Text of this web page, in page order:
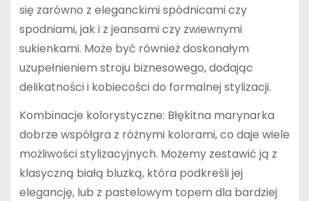
się zarówno z eleganckimi spódnicami czy
spodniami, jak i z jeansami czy zwiewnymi
sukienkami. Może być również doskonałym
uzupełnieniem stroju biznesowego, dodając
delikatności i kobiecości do formalnej stylizacji.
Kombinacje kolorystyczne: Błękitna marynarka
dobrze współgra z różnymi kolorami, co daje wiele
możliwości stylizacyjnych. Możemy zestawić ją z
klasyczną białą bluzką, która podkreśli jej
elegancję, lub z pastelowym topem dla bardziej